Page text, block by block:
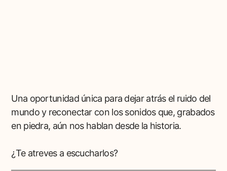
Una oportunidad única para dejar atrás el ruido del
mundo y reconectar con los sonidos que, grabados
en piedra, aún nos hablan desde la historia.
¿Te atreves a escucharlos?